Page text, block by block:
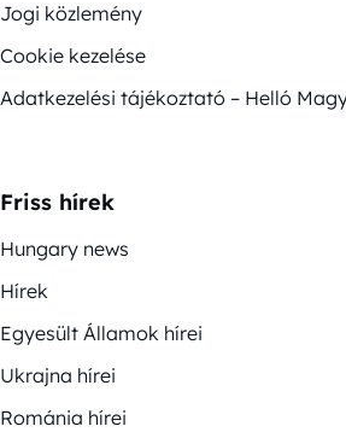
Jogi közlemény
Cookie kezelése
Adatkezelési tájékoztató – Helló
Friss hírek
Hungary news
Hírek
Egyesült Államok hírei
Ukrajna hírei
Románia hírei